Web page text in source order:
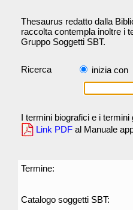
Thesaurus redatto dalla
raccolta contempla inoltre i
Gruppo Soggetti SBT.
Ricerca inizia con
I termini biografici e i
Link PDF al Manuale
Termine:
Catalogo soggetti SBT: